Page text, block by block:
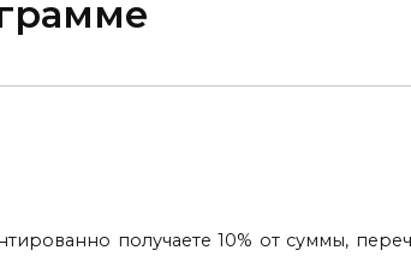
получаете 10% от суммы,